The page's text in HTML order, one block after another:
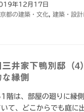
年12月17日
京都の建築・文化 建築・設
井家下鴨別邸（4
縁側
階は、部屋の廻りに縁
て、どこからでも庭に